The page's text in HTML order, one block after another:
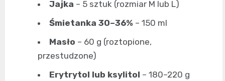
Jajka – 5 sztuk (rozmiar M lub L)
Śmietanka 30–36% – 150 ml
Masło – 60 g (roztopione,
przestudzone)
Erytrytol lub ksylitol – 180–220 g